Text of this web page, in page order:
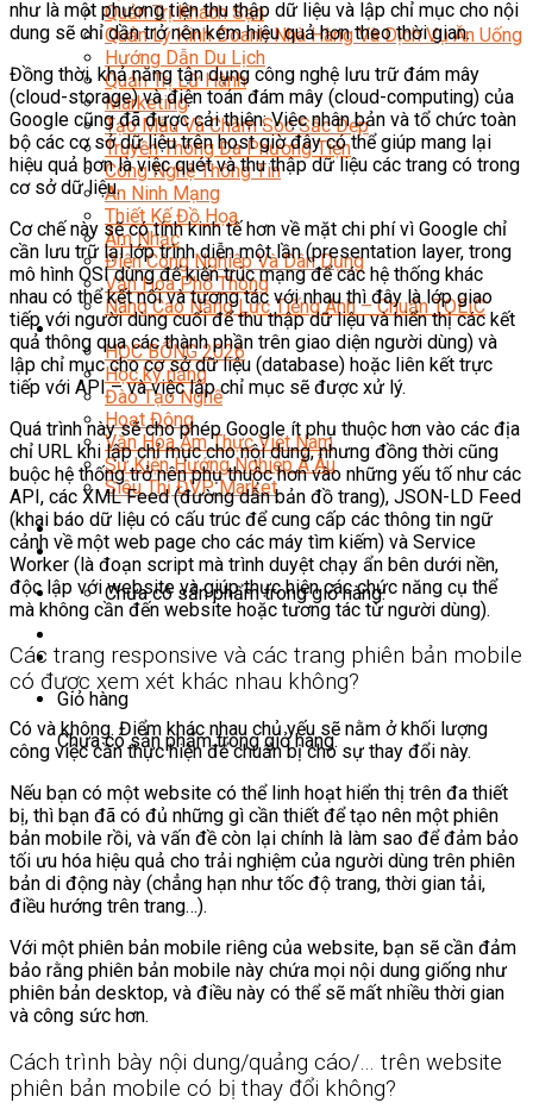
Quản Trị Khách Sạn
Quản Lý Kinh Doanh Nhà Hàng Và Dịch Vụ Ăn Uống
Hướng Dẫn Du Lịch
Quản Trị Lữ Hành
Marketing
Tạo Mẫu Và Chăm Sóc Sắc Đẹp
Truyền Thông Đa Phương Tiện
Công Nghệ Thông Tin
An Ninh Mạng
Thiết Kế Đồ Họa
Âm Nhạc
Điện Công Nghiệp Và Dân Dụng
Văn Hóa Phổ Thông
Nâng Cao Năng Lực Tiếng Anh – Chuẩn TOEIC
Tin Tức
HỌC BỔNG 2026
Học kỹ năng
Đào Tạo Nghề
Hoạt Động
Văn Hóa Ẩm Thực Việt Nam
Sự Kiện Hướng Nghiệp Á Âu
Siêu Thị ĐVP Market
Chưa có sản phẩm trong giỏ hàng.
Giỏ hàng
Chưa có sản phẩm trong giỏ hàng.
như là một phương tiện thu thập dữ liệu và lập chỉ mục cho nội
dung sẽ chỉ dần trở nên kém hiệu quả hơn theo thời gian.
Đồng thời, khả năng tận dụng công nghệ lưu trữ đám mây
(cloud-storage) và điện toán đám mây (cloud-computing) của
Google cũng đã được cải thiện: Việc nhân bản và tổ chức toàn
bộ các cơ sở dữ liệu trên host giờ đây có thể giúp mang lại
hiệu quả hơn là việc quét và thu thập dữ liệu các trang có trong
cơ sở dữ liệu.
Cơ chế này sẽ có tính kinh tế hơn về mặt chi phí vì Google chỉ
cần lưu trữ lại lớp trình diễn một lần (presentation layer, trong
mô hình OSI dùng để kiến trúc mạng để các hệ thống khác
nhau có thể kết nối và tương tác với nhau thì đây là lớp giao
tiếp với người dùng cuối để thu thập dữ liệu và hiển thị các kết
quả thông qua các thành phần trên giao diện người dùng) và
lập chỉ mục cho cơ sở dữ liệu (database) hoặc liên kết trực
tiếp với API – và việc lập chỉ mục sẽ được xử lý.
Quá trình này sẽ cho phép Google ít phụ thuộc hơn vào các địa
chỉ URL khi lập chỉ mục cho nội dung, nhưng đồng thời cũng
buộc hệ thống trở nên phụ thuộc hơn vào những yếu tố như các
API, các XML Feed (đường dẫn bản đồ trang), JSON-LD Feed
(khai báo dữ liệu có cấu trúc để cung cấp các thông tin ngữ
cảnh về một web page cho các máy tìm kiếm) và Service
Worker (là đoạn script mà trình duyệt chạy ẩn bên dưới nền,
độc lập với website và giúp thực hiện các chức năng cụ thể
mà không cần đến website hoặc tương tác từ người dùng).
Các trang responsive và các trang phiên bản mobile
có được xem xét khác nhau không?
Có và không. Điểm khác nhau chủ yếu sẽ nằm ở khối lượng
công việc cần thực hiện để chuẩn bị cho sự thay đổi này.
Nếu bạn có một website có thể linh hoạt hiển thị trên đa thiết
bị, thì bạn đã có đủ những gì cần thiết để tạo nên một phiên
bản mobile rồi, và vấn đề còn lại chính là làm sao để đảm bảo
tối ưu hóa hiệu quả cho trải nghiệm của người dùng trên phiên
bản di động này (chẳng hạn như tốc độ trang, thời gian tải,
điều hướng trên trang…).
Với một phiên bản mobile riêng của website, bạn sẽ cần đảm
bảo rằng phiên bản mobile này chứa mọi nội dung giống như
phiên bản desktop, và điều này có thể sẽ mất nhiều thời gian
và công sức hơn.
Cách trình bày nội dung/quảng cáo/… trên website
phiên bản mobile có bị thay đổi không?